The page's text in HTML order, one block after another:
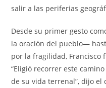
salir a las periferias
Desde su primer gesto
la oración del pueblo—
por la fragilidad, Francisco
“Eligió recorrer este
de su vida terrenal”, dijo el